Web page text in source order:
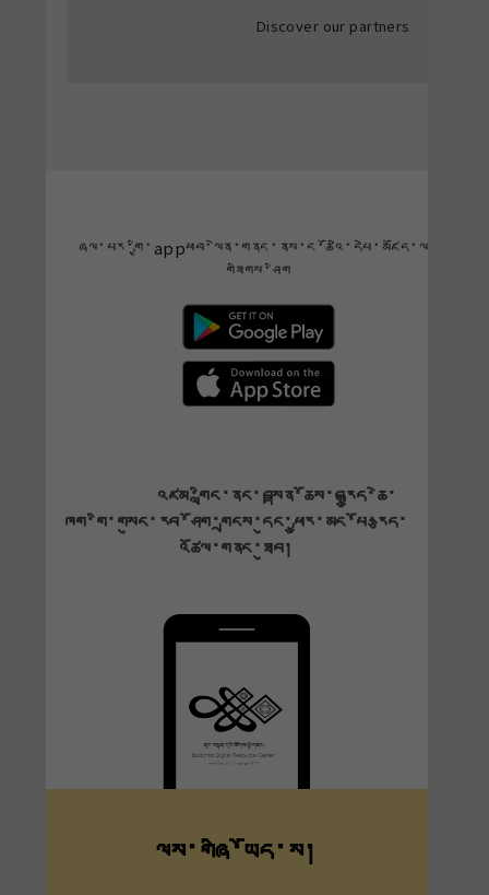
Discover our partners
འཛམ་གླིང་ནང་བསྟན་ཆོས་བརྒྱུད་ཆེ་
ཁག་གི་གསུང་རབ་ཤོག་གྲངས་དུང་ཕྱུར་མང་པོ་རྩད་
འཚོལ་གནང་ཐུབ།
ཞལ་པར་གྱི་appཕབ་ལེན་གནང་ནས་ང་ཚོའི་དཔེ་མཛོད་ལ་
གཟིགས་ཤིག
ལས་གཞི་ཡོད་ས།